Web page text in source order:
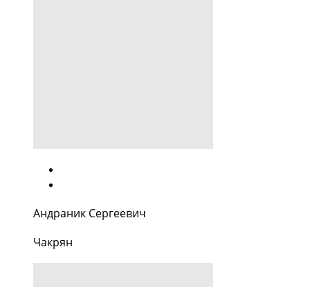
Андраник Сергеевич
Чакрян